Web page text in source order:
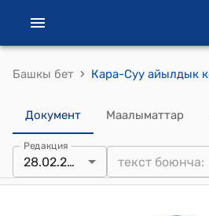
Башкы бет ›
Документ Маалыматтар
Редакция
28.02.2014